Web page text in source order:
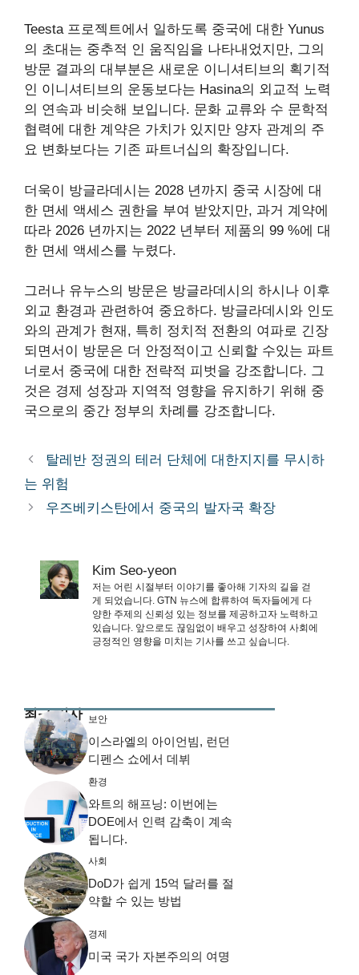
Teesta 프로젝트에서 일하도록 중국에 대한 Yunus
의 초대는 중추적 인 움직임을 나타내었지만, 그의
방문 결과의 대부분은 새로운 이니셔티브의 획기적
인 이니셔티브의 운동보다는 Hasina의 외교적 노력
의 연속과 비슷해 보입니다. 문화 교류와 수 문학적
협력에 대한 계약은 가치가 있지만 양자 관계의 주
요 변화보다는 기존 파트너십의 확장입니다.
더욱이 방글라데시는 2028 년까지 중국 시장에 대
한 면세 액세스 권한을 부여 받았지만, 과거 계약에
따라 2026 년까지는 2022 년부터 제품의 99 %에 대
한 면세 액세스를 누렸다.
그러나 유누스의 방문은 방글라데시의 하시나 이후
외교 환경과 관련하여 중요하다. 방글라데시와 인도
와의 관계가 현재, 특히 정치적 전환의 여파로 긴장
되면서이 방문은 더 안정적이고 신뢰할 수있는 파트
너로서 중국에 대한 전략적 피벗을 강조합니다. 그
것은 경제 성장과 지역적 영향을 유지하기 위해 중
국으로의 중간 정부의 차례를 강조합니다.
탈레반 정권의 테러 단체에 대한지지를 무시하
는 위험
우즈베키스탄에서 중국의 발자국 확장
Kim Seo-yeon
저는 어린 시절부터 이야기를 좋아해 기자의 길을 걷
게 되었습니다. GTN 뉴스에 합류하여 독자들에게 다
양한 주제의 신뢰성 있는 정보를 제공하고자 노력하고
있습니다. 앞으로도 끊임없이 배우고 성장하여 사회에
긍정적인 영향을 미치는 기사를 쓰고 싶습니다.
최근 기사 보안
이스라엘의 아이언빔, 런던
디펜스 쇼에서 데뷔
환경
와트의 해프닝: 이번에는
DOE에서 인력 감축이 계속
됩니다.
사회
DoD가 쉽게 15억 달러를 절
약할 수 있는 방법
경제
미국 국가 자본주의의 여명